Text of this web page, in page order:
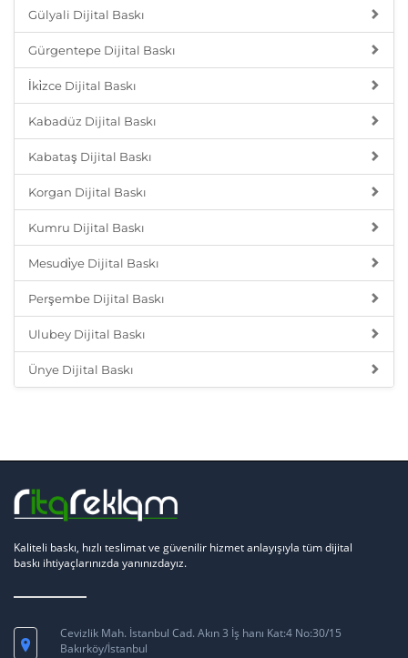
Gülyali Dijital Baskı
Gürgentepe Dijital Baskı
İki̇zce Dijital Baskı
Kabadüz Dijital Baskı
Kabataş Dijital Baskı
Korgan Dijital Baskı
Kumru Dijital Baskı
Mesudi̇ye Dijital Baskı
Perşembe Dijital Baskı
Ulubey Dijital Baskı
Ünye Dijital Baskı
Kaliteli baskı, hızlı teslimat ve güvenilir hizmet anlayışıyla tüm dijital
baskı ihtiyaçlarınızda yanınızdayız.
Cevizlik Mah. İstanbul Cad. Akın 3 İş hanı Kat:4 No:30/15
Bakırköy/İstanbul